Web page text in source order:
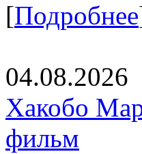
[Подробнее
04.08.2026
Хакобо
фильм